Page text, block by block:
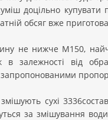
доцільно
обсяг вже
не нижче М150,
залежності від
сухі
за змішування води